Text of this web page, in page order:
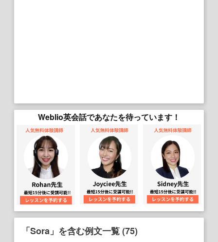
Weblio英会話であなたを待っています！
「Sora」を含む例文一覧 (75)